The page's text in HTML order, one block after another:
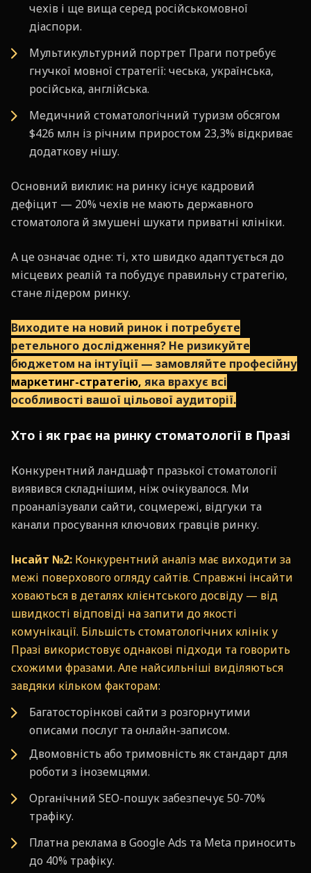
чехів і ще вища серед російськомовної
діаспори.
Мультикультурний портрет Праги потребує
гнучкої мовної стратегії: чеська, українська,
російська, англійська.
Медичний стоматологічний туризм обсягом
$426 млн із річним приростом 23,3% відкриває
додаткову нішу.
Основний виклик: на ринку існує кадровий
дефіцит — 20% чехів не мають державного
стоматолога й змушені шукати приватні клініки.
А це означає одне: ті, хто швидко адаптується до
місцевих реалій та побудує правильну стратегію,
стане лідером ринку.
Виходите на новий ринок і потребуєте
ретельного дослідження? Не ризикуйте
бюджетом на інтуїції — замовляйте професійну
маркетинг-стратегію, яка врахує всі
особливості вашої цільової аудиторії.
Хто і як грає на ринку стоматології в Празі
Конкурентний ландшафт празької стоматології
виявився складнішим, ніж очікувалося. Ми
проаналізували сайти, соцмережі, відгуки та
канали просування ключових гравців ринку.
Інсайт №2: Конкурентний аналіз має виходити за
межі поверхового огляду сайтів. Справжні інсайти
ховаються в деталях клієнтського досвіду — від
швидкості відповіді на запити до якості
комунікації. Більшість стоматологічних клінік у
Празі використовує однакові підходи та говорить
схожими фразами. Але найсильніші виділяються
завдяки кільком факторам:
Багатосторінкові сайти з розгорнутими
описами послуг та онлайн-записом.
Двомовність або тримовність як стандарт для
роботи з іноземцями.
Органічний SEO-пошук забезпечує 50-70%
трафіку.
Платна реклама в Google Ads та Meta приносить
до 40% трафіку.